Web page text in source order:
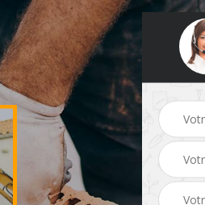
Maçon toit terrasse toit